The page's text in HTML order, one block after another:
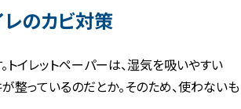
レのカビ対策
トイレットペーパーは、湿気を吸いやすい
整っているのだとか。そのため、使わないも